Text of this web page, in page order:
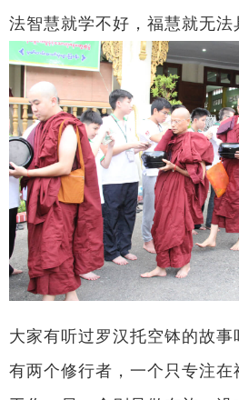
法智慧就学不好，福慧就无法
大家有听过罗汉托空钵的故事
有两个修行者，一个只专注